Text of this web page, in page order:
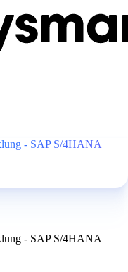
- SAP S/4HANA
- SAP S/4HANA